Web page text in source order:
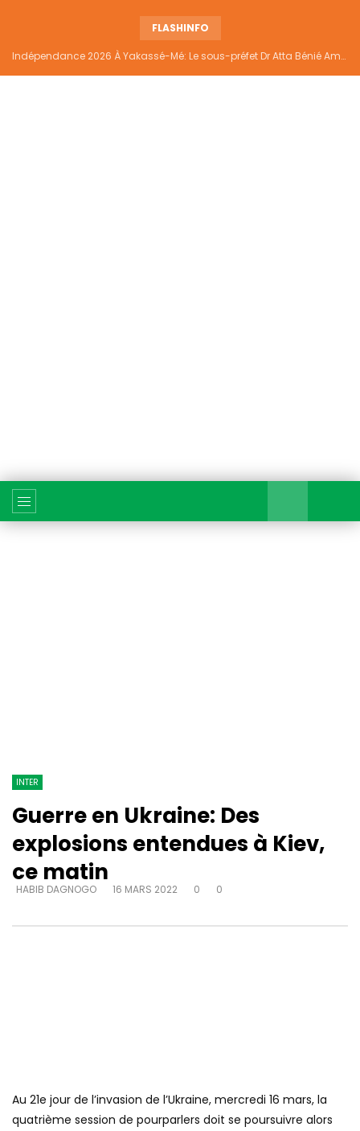
FLASHINFO
Indépendance 2026 À Yakassé-Mé: Le sous-préfet Dr Atta Bénié Amédé appelle à l’unité, à la sécurité et au développement
INTER
Guerre en Ukraine: Des
explosions entendues à Kiev,
ce matin
HABIB DAGNOGO 16 MARS 2022 0 0
Au 21e jour de l’invasion de l’Ukraine, mercredi 16 mars, la
quatrième session de pourparlers doit se poursuivre alors